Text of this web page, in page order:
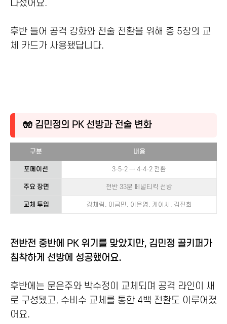
나섰어요.
후반 들어 공격 강화와 전술 전환을 위해 총 5장의 교
체 카드가 사용됐답니다.
🧤 김민정의 PK 선방과 전술 변화
구분 내용
포메이션 3-5-2 → 4-4-2 전환
주요 장면 전반 33분 페널티킥 선방
교체 투입 강채림, 이금민, 이은영, 케이시, 김진희
전반전 중반에 PK 위기를 맞았지만, 김민정 골키퍼가
침착하게 선방에 성공했어요.
후반에는 문은주와 박수정이 교체되며 공격 라인이 새
로 구성됐고, 수비수 교체를 통한 4백 전환도 이루어졌
어요.